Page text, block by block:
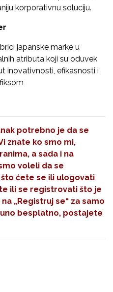
korporativnu soluciju.
japanske marke u
atributa koji su oduvek
inovativnosti, efikasnosti i
potrebno je da se
znate ko smo mi,
a sada i na
voleli da se
ćete se ili ulogovati
ili se registrovati što je
na „Registruj se“ za samo
besplatno, postajete